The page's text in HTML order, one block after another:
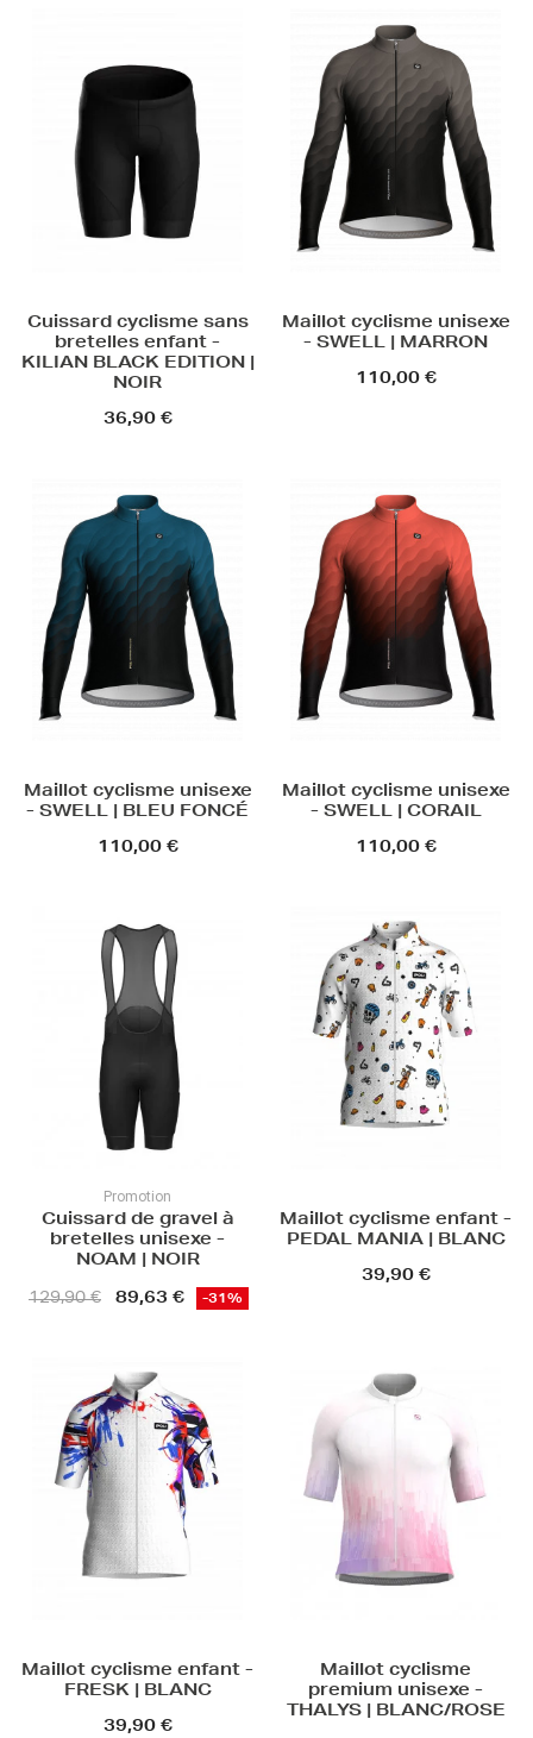
Cuissard cyclisme sans
bretelles enfant -
KILIAN BLACK EDITION |
NOIR
36,90 €
Maillot cyclisme unisexe
- SWELL | MARRON
110,00 €
Maillot cyclisme unisexe
- SWELL | BLEU FONCÉ
110,00 €
Maillot cyclisme unisexe
- SWELL | CORAIL
110,00 €
Promotion
Cuissard de gravel à
bretelles unisexe -
NOAM | NOIR
129,90 € 89,63 € -31%
Maillot cyclisme enfant -
PEDAL MANIA | BLANC
39,90 €
Maillot cyclisme enfant -
FRESK | BLANC
39,90 €
Maillot cyclisme
premium unisexe -
THALYS | BLANC/ROSE